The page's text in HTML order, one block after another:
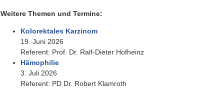
Weitere Themen und Termine:
Kolorektales Karzinom
19. Juni 2026
Referent: Prof. Dr. Ralf-Dieter Hofheinz
Hämophilie
3. Juli 2026
Referent: PD Dr. Robert Klamroth